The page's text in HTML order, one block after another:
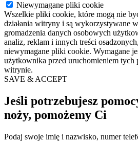
Niewymagane pliki cookie
Wszelkie pliki cookie, które mogą nie
działania witryny i są wykorzystywane
gromadzenia danych osobowych
analiz, reklam i innych treści
niewymagane pliki cookie. Wymagane
użytkownika przed uruchomieniem
witrynie.
SAVE & ACCEPT
Jeśli potrzebujesz
noży, pomożemy Ci
Podaj swoje imię i nazwisko, numer